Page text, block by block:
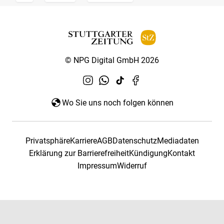
© NPG Digital GmbH 2026
Wo Sie uns noch folgen können
PrivatsphäreKarriereAGBDatenschutzMediadaten
Erklärung zur BarrierefreiheitKündigungKontakt
ImpressumWiderruf